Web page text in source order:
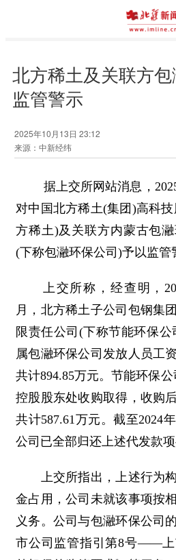
北方稀土及关联方
监管警示
2025年10月13日 23:12
来源：中新经纬
据上交所网站消息，2025
对中国北方稀土(集团)高科
方稀土)及关联方内蒙古包
(下称包瀜环保公司)予以监管
上交所称，经查明，
月，北方稀土子公司包钢集
限责任公司(下称节能环保
属包瀜环保公司发放人员工
共计894.85万元。节能环保
控股股东处收购取得，收购
共计587.61万元。截至2024
公司已全部归还上述代发款项
上交所指出，上述行为构
金占用，公司未就该事项按
义务。公司与包瀜环保公司
市公司监管指引第8号——上